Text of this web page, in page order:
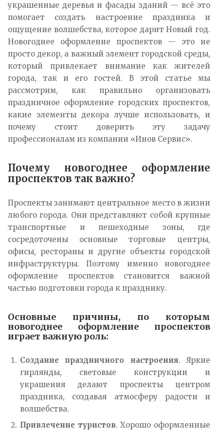
украшенные деревья и фасады зданий — всё это
помогает создать настроение праздника и
ощущение волшебства, которое дарит Новый год.
Новогоднее оформление проспектов — это не
просто декор, а важный элемент городской среды,
который привлекает внимание как жителей
города, так и его гостей. В этой статье мы
рассмотрим, как правильно организовать
праздничное оформление городских проспектов,
какие элементы декора лучше использовать, и
почему стоит доверить эту задачу
профессионалам из компании «Инов Сервис».
Почему новогоднее оформление
проспектов так важно?
Проспекты занимают центральное место в жизни
любого города. Они представляют собой крупные
транспортные и пешеходные зоны, где
сосредоточены основные торговые центры,
офисы, рестораны и другие объекты городской
инфраструктуры. Поэтому именно новогоднее
оформление проспектов становится важной
частью подготовки города к празднику.
Основные причины, по которым
новогоднее оформление проспектов
играет важную роль:
Создание праздничного настроения. Яркие
гирлянды, световые конструкции и
украшения делают проспекты центром
праздника, создавая атмосферу радости и
волшебства.
Привлечение туристов. Хорошо оформленные